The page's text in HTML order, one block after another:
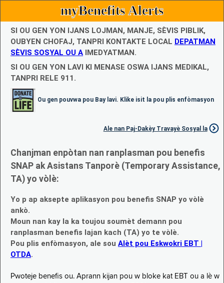
myBenefits Alerts
SI OU GEN YON IJANS LOJMAN, MANJE, SÈVIS PIBLIK,
OUBYEN CHOFAJ, TANPRI KONTAKTE LOCAL DEPATMAN
SÈVIS SOSYAL OU A IMEDYATMAN.
SI OU GEN YON LAVI KI MENASE OSWA IJANS MEDIKAL,
TANPRI RELE 911.
Ou gen pouvwa pou Bay lavi. Klike isit la pou plis enfòmasyon
Ale nan Paj-Dakèy Travayè Sosyal la
Chanjman enpòtan nan ranplasman pou benefis
SNAP ak Asistans Tanporè (Temporary Assistance,
TA) yo vòlè:
Yo p ap aksepte aplikasyon pou benefis SNAP yo vòlè
ankò.
Moun nan kay la ka toujou soumèt demann pou
ranplasman benefis lajan kach (TA) yo te vòlè.
Pou plis enfòmasyon, ale sou Alèt pou Eskwokri EBT |
OTDA.
Pwoteje benefis ou. Aprann kijan pou w bloke kat EBT ou a lè w